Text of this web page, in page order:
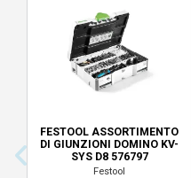
FESTOOL ASSORTIMENTO
DI GIUNZIONI DOMINO KV-
SYS D8 576797
Festool